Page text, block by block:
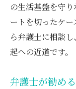
の生活基盤を守
ートを切ったケ
ら弁護士に相談
起への近道です。
弁護士が勧め